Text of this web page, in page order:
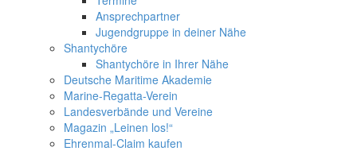
Ansprechpartner
Jugendgruppe in deiner Nähe
Shantychöre
Shantychöre in Ihrer Nähe
Deutsche Maritime Akademie
Marine-Regatta-Verein
Landesverbände und Vereine
Magazin „Leinen los!“
Ehrenmal-Claim kaufen